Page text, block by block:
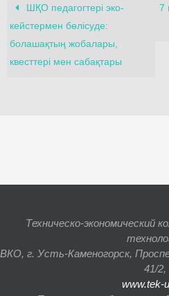
ШҚО педагогтері эко-
кейстермен бөлісуде:
болашақтың жобалары,
квесттері мен сабақтары
7
Техническо-экономический
ВКО, г. Усть-Каменогорск,
41/2,
www.tek-